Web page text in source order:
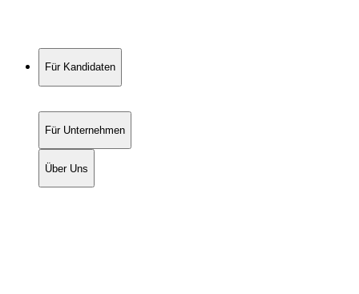
Für Kandidaten
Für Unternehmen
Über Uns